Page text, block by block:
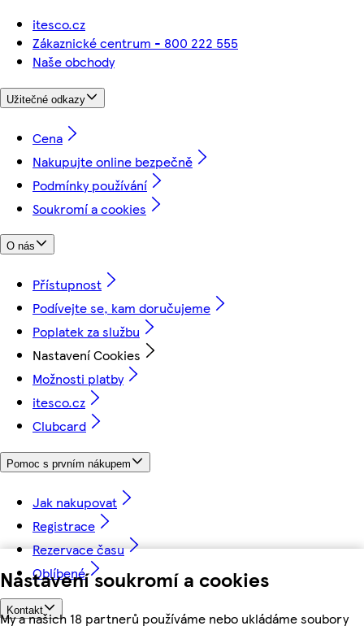
Nastavení soukromí a cookies
My a našich 18 partnerů používáme nebo ukládáme soubory
itesco.cz
Zákaznické centrum - 800 222 555
Naše obchody
Užitečné odkazy
Cena
Nakupujte online bezpečně
Podmínky používání
Soukromí a cookies
O nás
Přístupnost
Podívejte se, kam doručujeme
Poplatek za službu
Nastavení Cookies
Možnosti platby
itesco.cz
Clubcard
Pomoc s prvním nákupem
Jak nakupovat
Registrace
Rezervace času
Oblíbené
Kontakt